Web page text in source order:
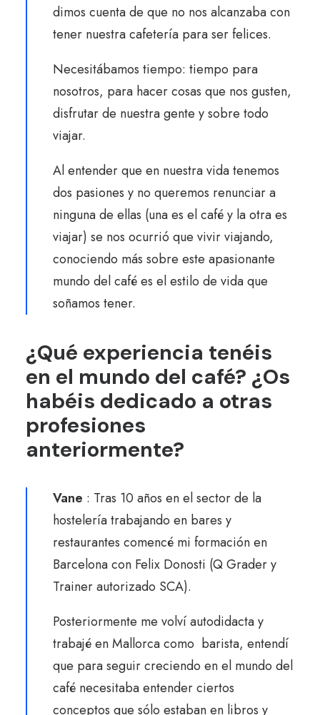
dimos cuenta de que no nos alcanzaba con
tener nuestra cafetería para ser felices.
Necesitábamos tiempo: tiempo para
nosotros, para hacer cosas que nos gusten,
disfrutar de nuestra gente y sobre todo
viajar.
Al entender que en nuestra vida tenemos
dos pasiones y no queremos renunciar a
ninguna de ellas (una es el café y la otra es
viajar) se nos ocurrió que vivir viajando,
conociendo más sobre este apasionante
mundo del café es el estilo de vida que
soñamos tener.
¿Qué experiencia tenéis
en el mundo del café? ¿Os
habéis dedicado a otras
profesiones
anteriormente?
Vane : Tras 10 años en el sector de la
hostelería trabajando en bares y
restaurantes comencé mi formación en
Barcelona con Felix Donosti (Q Grader y
Trainer autorizado SCA).
Posteriormente me volví autodidacta y
trabajé en Mallorca como barista, entendí
que para seguir creciendo en el mundo del
café necesitaba entender ciertos
conceptos que sólo estaban en libros y